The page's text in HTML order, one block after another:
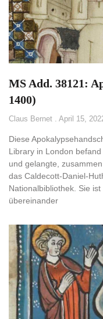
MS Add. 38121:
1400)
Claus Bernet April 15,
Diese
Library in London
und gelangte,
das Caldecott-Daniel-
Nationalbibliothek. Sie
übereinander